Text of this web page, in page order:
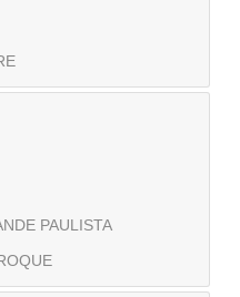
PAULISTA